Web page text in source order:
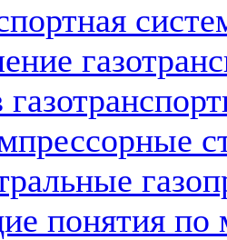
понятия по